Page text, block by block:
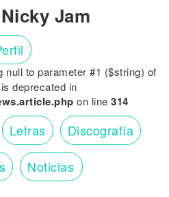
Jam
null to parameter #1 ($string) of
deprecated in
on line 314
Letras Discografía
Noticias